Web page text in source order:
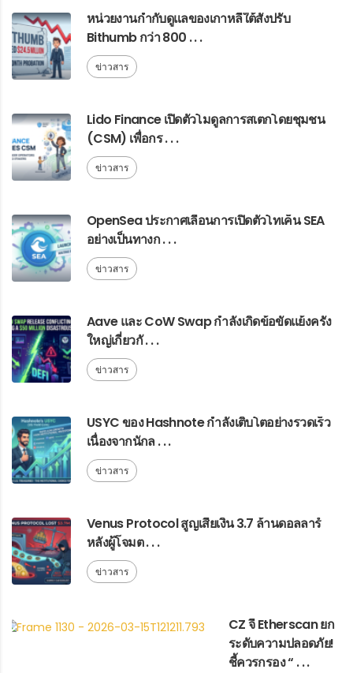
หน่วยงานกำกับดูแลของเกาหลีใต้สั่งปรับ
Bithumb กว่า 800 . . .
ข่าวสาร
Lido Finance เปิดตัวโมดูลการสเตกโดยชุมชน
(CSM) เพื่อกร . . .
ข่าวสาร
OpenSea ประกาศเลื่อนการเปิดตัวโทเค็น SEA
อย่างเป็นทางก . . .
ข่าวสาร
Aave และ CoW Swap กำลังเกิดข้อขัดแย้งครั้ง
ใหญ่เกี่ยวกั . . .
ข่าวสาร
USYC ของ Hashnote กำลังเติบโตอย่างรวดเร็ว
เนื่องจากนักล . . .
ข่าวสาร
Venus Protocol สูญเสียเงิน 3.7 ล้านดอลลาร์
หลังผู้โจมต . . .
ข่าวสาร
CZ จี้ Etherscan ยก
ระดับความปลอดภัย!
ชี้ควรกรอง “ . . .